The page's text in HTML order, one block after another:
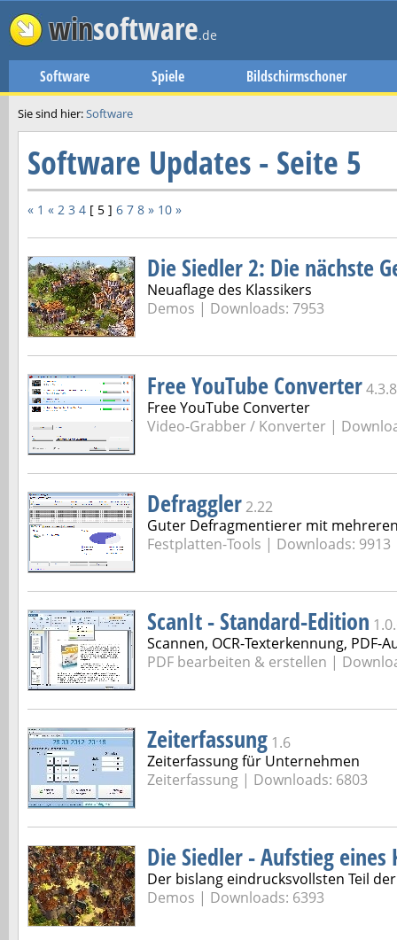
winsoftware.de
Software Spiele Bildschirmschoner
Sie sind hier:Software
Software Updates - Seite 5
« 1 « 2 3 4 [ 5 ] 6 7 8 » 10 »
Die Siedler 2: Die nächste
Neuaflage des Klassikers
Demos | Downloads: 7953
Free YouTube Converter
Free YouTube Converter
Video-Grabber / Konverter |
Defraggler 2.22
Guter Defragmentierer mit
Festplatten-Tools | Downloads: 9913
ScanIt - Standard-Edition
Scannen, OCR-Texterkennung, PDF-
PDF bearbeiten & erstellen |
Zeiterfassung 1.6
Zeiterfassung für Unternehmen
Zeiterfassung | Downloads: 6803
Die Siedler - Aufstieg eines
Der bislang eindrucksvollsten Teil
Demos | Downloads: 6393